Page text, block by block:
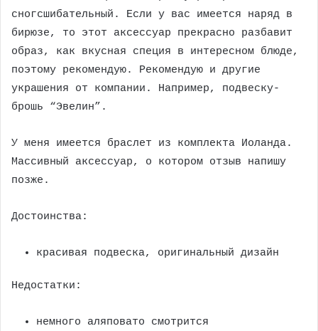
сногсшибательный. Если у вас имеется наряд в
бирюзе, то этот аксессуар прекрасно разбавит
образ, как вкусная специя в интересном блюде,
поэтому рекомендую. Рекомендую и другие
украшения от компании. Например, подвеску-
брошь “Эвелин”.
У меня имеется браслет из комплекта Иоланда.
Массивный аксессуар, о котором отзыв напишу
позже.
Достоинства:
красивая подвеска, оригинальный дизайн
Недостатки:
немного аляповато смотрится